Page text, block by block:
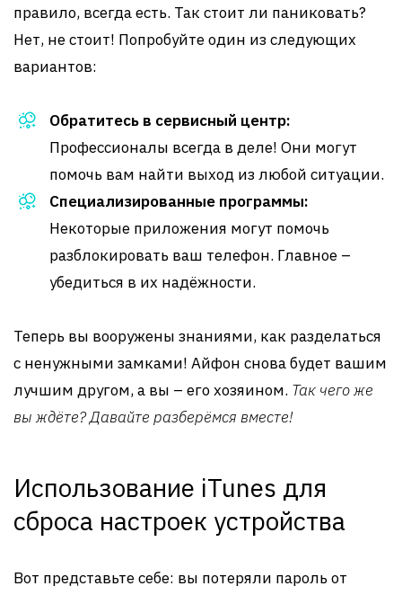
правило, всегда есть. Так стоит ли паниковать?
Нет, не стоит! Попробуйте один из следующих
вариантов:
Обратитесь в сервисный центр:
Профессионалы всегда в деле! Они могут
помочь вам найти выход из любой ситуации.
Специализированные программы:
Некоторые приложения могут помочь
разблокировать ваш телефон. Главное –
убедиться в их надёжности.
Теперь вы вооружены знаниями, как разделаться
с ненужными замками! Айфон снова будет вашим
лучшим другом, а вы – его хозяином. Так чего же
вы ждёте? Давайте разберёмся вместе!
Использование iTunes для
сброса настроек устройства
Вот представьте себе: вы потеряли пароль от